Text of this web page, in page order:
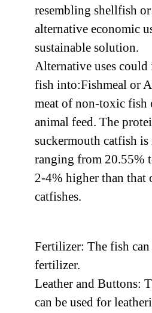
resembling shellfish
alternative economic
sustainable solution.
Alternative uses
fish into:Fishmeal or
meat of non-toxic fish
animal feed. The
suckermouth catfish
ranging from 20.55%
2-4% higher than that
catfishes.
Fertilizer: The fish can
fertilizer.
Leather and Buttons:
can be used for